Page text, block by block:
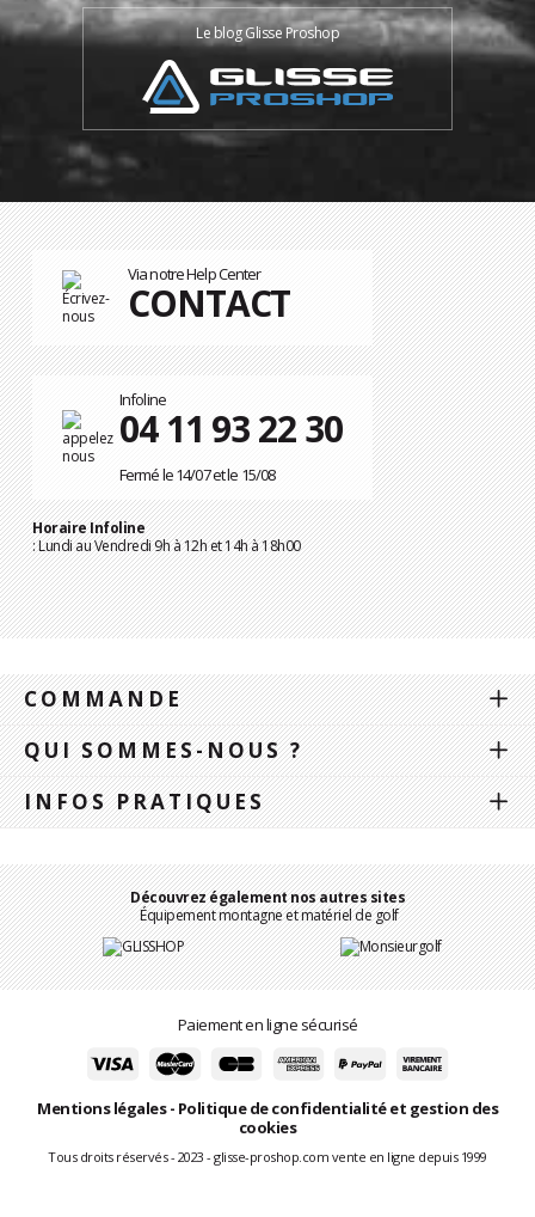
Le blog Glisse Proshop
Via notre Help Center
CONTACT
Infoline
04 11 93 22 30
Fermé le 14/07 et le 15/08
Horaire Infoline
: Lundi au Vendredi 9h à 12h et 14h à 18h00
COMMANDE
QUI SOMMES-NOUS ?
INFOS PRATIQUES
Découvrez également nos autres sites
Équipement montagne et matériel de golf
Paiement en ligne sécurisé
Mentions légales- Politique de confidentialité et gestion des
cookies
Tous droits réservés - 2023 - glisse-proshop.com vente en ligne depuis 1999